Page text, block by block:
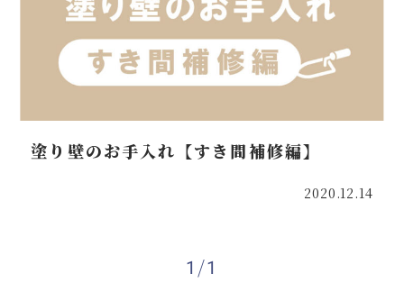
塗り壁のお手入れ【すき間補修編】
2020.12.14
1/1